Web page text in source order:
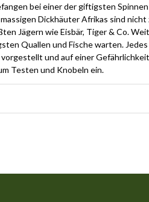
bei einer der giftigsten
Dickhäuter Afrikas sind nicht
Jägern wie Eisbär, Tiger & Co.
Quallen und Fische warten.
und auf einer
Testen und Knobeln ein.